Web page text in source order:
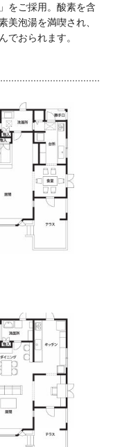
をご採用。酸素を含
美泡湯を満喫され、
でおられます。